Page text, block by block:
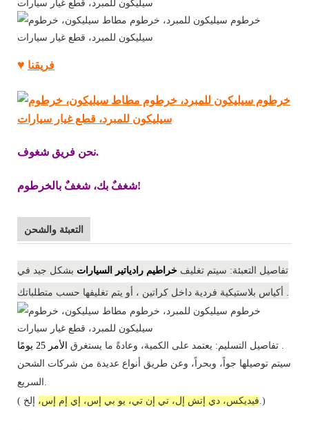
♥ فريقنا
نحن فريق شغوف.
شغفٌ بك، شغفٌ بالخرطوم!
التعبئة والشحن
تفاصيل التعبئة: سيتم تغليف خراطيم رادياتير السيارات بشكل جيد في
أكياس بلاستيكية فردية داخل كراتين ، أو يتم تغليفها حسب متطلباتك
تفاصيل التسليم: يعتمد على الكمية، وعادةً ما يستغرق الأمر 25 يومًا
سيتم توصيلها جواً، وبحراً، وعن طريق أنواع عديدة من شركات الشحن
(
فيديكس، دي إتش إل، تي إن تي، يو بي إس، إي إم إس، إلخ.)